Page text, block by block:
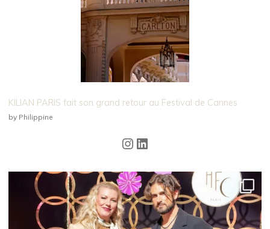
KILIAN PARIS fait son grand retour au Festival de Cannes
by Philippine
Instagram
LinkedIn